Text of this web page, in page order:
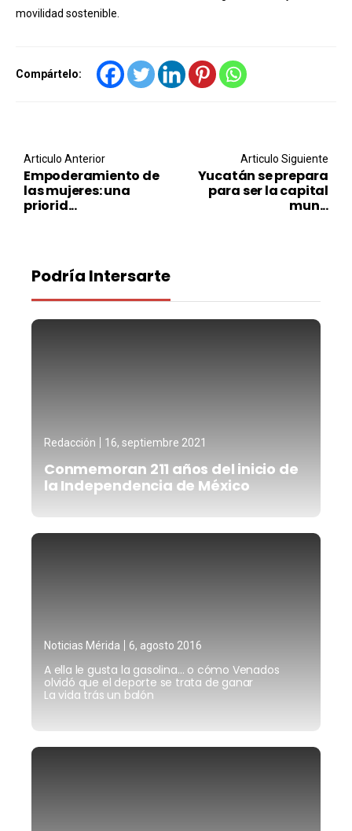
movilidad sostenible.
Compártelo:
Post navigation
Articulo Anterior
Empoderamiento de
las mujeres: una
priorid...
Articulo Siguiente
Yucatán se prepara
para ser la capital
mun...
Podría Intersarte
Redacción 16, septiembre 2021
Conmemoran 211 años del inicio de
la Independencia de México
Noticias Mérida 6, agosto 2016
A ella le gusta la gasolina… o cómo Venados
olvidó que el deporte se trata de ganar
La vida trás un balón